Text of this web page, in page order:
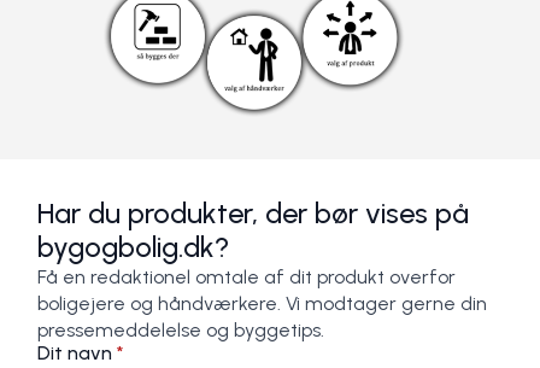
Har du produkter, der bør vises på
bygogbolig.dk?
Få en redaktionel omtale af dit produkt overfor
boligejere og håndværkere. Vi modtager gerne din
pressemeddelelse og byggetips.
Dit navn *